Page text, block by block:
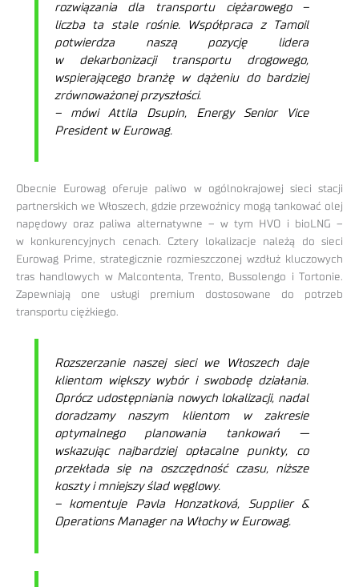
rozwiązania dla transportu ciężarowego –
liczba ta stale rośnie. Współpraca z Tamoil
potwierdza naszą pozycję lidera
w dekarbonizacji transportu drogowego,
wspierającego branżę w dążeniu do bardziej
zrównoważonej przyszłości.
– mówi Attila Dsupin, Energy Senior Vice
President w Eurowag.
Obecnie Eurowag oferuje paliwo w ogólnokrajowej sieci stacji
partnerskich we Włoszech, gdzie przewoźnicy mogą tankować olej
napędowy oraz paliwa alternatywne – w tym HVO i bioLNG –
w konkurencyjnych cenach. Cztery lokalizacje należą do sieci
Eurowag Prime, strategicznie rozmieszczonej wzdłuż kluczowych
tras handlowych w Malcontenta, Trento, Bussolengo i Tortonie.
Zapewniają one usługi premium dostosowane do potrzeb
transportu ciężkiego.
Rozszerzanie naszej sieci we Włoszech daje
klientom większy wybór i swobodę działania.
Oprócz udostępniania nowych lokalizacji, nadal
doradzamy naszym klientom w zakresie
optymalnego planowania tankowań —
wskazując najbardziej opłacalne punkty, co
przekłada się na oszczędność czasu, niższe
koszty i mniejszy ślad węglowy.
– komentuje Pavla Honzatková, Supplier &
Operations Manager na Włochy w Eurowag.